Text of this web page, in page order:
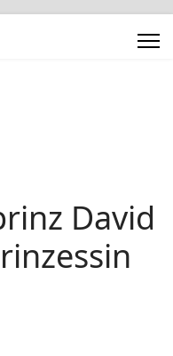
David